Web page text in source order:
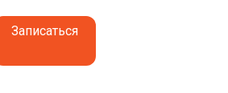
Записаться